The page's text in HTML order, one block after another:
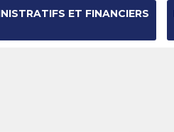
ET FINANCIERS